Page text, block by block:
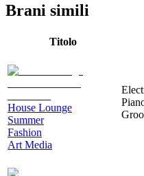
Brani simili
Titolo
House Lounge
Summer
Fashion
Art Media